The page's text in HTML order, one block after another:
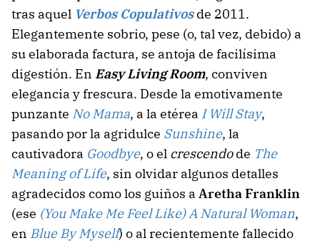
tras aquel Verbos Copulativosde 2011.
Elegantemente sobrio, pese (o, tal vez, debido) a
su elaborada factura, se antoja de facilísima
digestión. En Easy Living Room, conviven
elegancia y frescura. Desde la emotivamente
punzante No Mama, a la etérea I Will Stay,
pasando por la agridulce Sunshine, la
cautivadora Goodbye, o el crescendode The
Meaning of Life, sin olvidar algunos detalles
agradecidos como los guiños a Aretha Franklin
(ese (You Make Me Feel Like) A Natural Woman,
en Blue By Myself) o al recientemente fallecido